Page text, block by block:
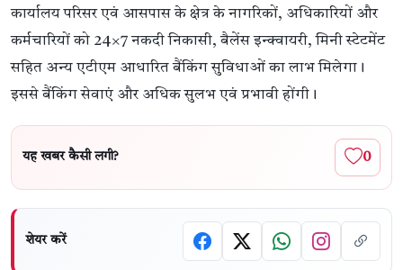
कार्यालय परिसर एवं आसपास के क्षेत्र के नागरिकों, अधिकारियों और
कर्मचारियों को 24×7 नकदी निकासी, बैलेंस इन्क्वायरी, मिनी स्टेटमेंट
सहित अन्य एटीएम आधारित बैंकिंग सुविधाओं का लाभ मिलेगा।
इससे बैंकिंग सेवाएं और अधिक सुलभ एवं प्रभावी होंगी।
यह खबर कैसी लगी? 0
शेयर करें